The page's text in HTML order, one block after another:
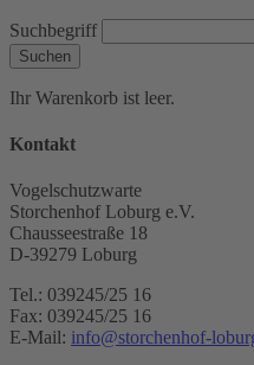
Suchbegriff
Suchen
Ihr Warenkorb ist leer.
Kontakt
Vogelschutzwarte
Storchenhof Loburg e.V.
Chausseestraße 18
D-39279 Loburg
Tel.: 039245/25 16
Fax: 039245/25 16
E-Mail: info@storchenhof-